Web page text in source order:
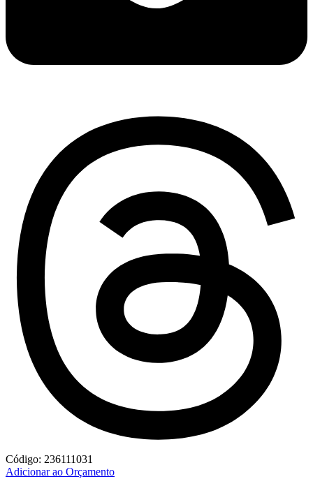
Código: 236111031
Adicionar ao Orçamento